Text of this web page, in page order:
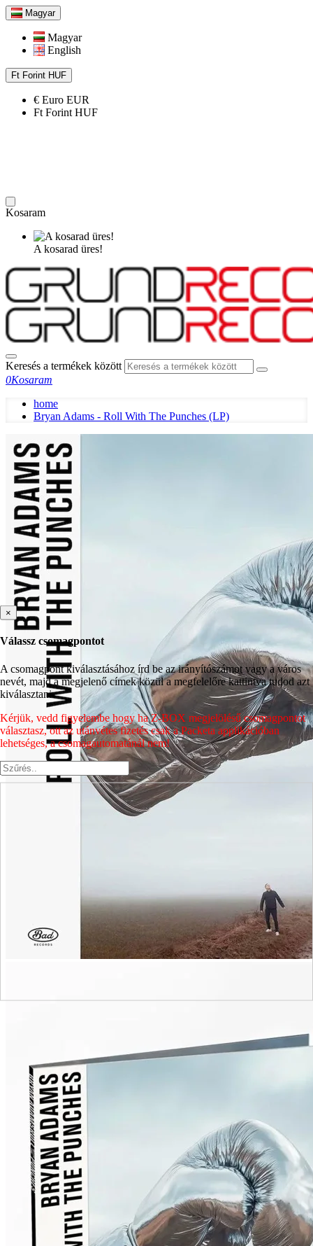
Magyar
Magyar
English
Ft Forint HUF
€ Euro EUR
Ft Forint HUF
Kosaram
A kosarad üres!
Keresés a termékek között
0Kosaram
home
Bryan Adams - Roll With The Punches (LP)
×
Válassz csomagpontot
A csomagpont kiválasztásához írd be az irányítószámot vagy a város
nevét, majd a megjelenő címek közül a megfelelőre kattintva tudod azt
kiválasztani.
Kérjük, vedd figyelembe hogy ha Z-BOX megjelölésű csomagpontot
választasz, ott az utánvétes fizetés csak a Packeta applikációban
lehetséges, a csomagautomatánál nem!